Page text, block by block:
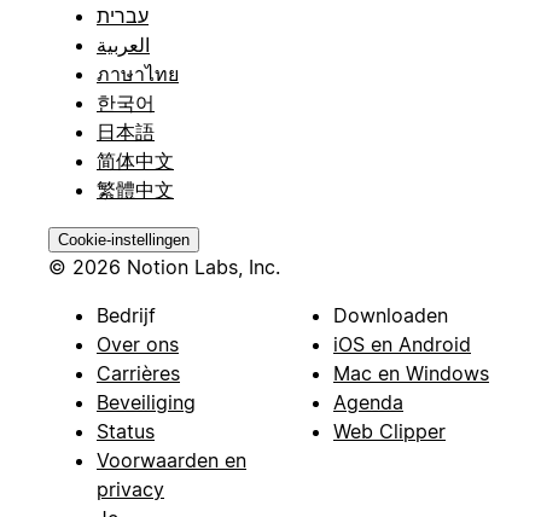
עברית
العربية
ภาษาไทย
한국어
日本語
简体中文
繁體中文
Cookie-instellingen
© 2026 Notion Labs, Inc.
Bedrijf
Over ons
Carrières
Beveiliging
Status
Voorwaarden en
privacy
Downloaden
iOS en Android
Mac en Windows
Agenda
Web Clipper